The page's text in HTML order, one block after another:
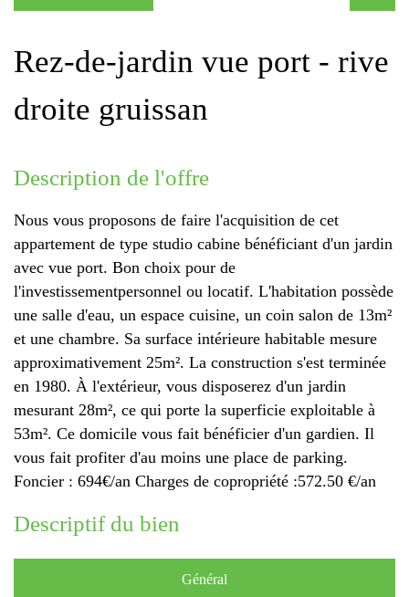
rez-de-jardin vue port - rive
droite gruissan
description de l'offre
Nous vous proposons de faire l'acquisition de cet
appartement de type studio cabine bénéficiant d'un jardin
avec vue port. Bon choix pour de
l'investissementpersonnel ou locatif. L'habitation possède
une salle d'eau, un espace cuisine, un coin salon de 13m²
et une chambre. Sa surface intérieure habitable mesure
approximativement 25m². La construction s'est terminée
en 1980. À l'extérieur, vous disposerez d'un jardin
mesurant 28m², ce qui porte la superficie exploitable à
53m². Ce domicile vous fait bénéficier d'un gardien. Il
vous fait profiter d'au moins une place de parking.
Foncier : 694€/an Charges de copropriété :572.50 €/an
descriptif du bien
Général